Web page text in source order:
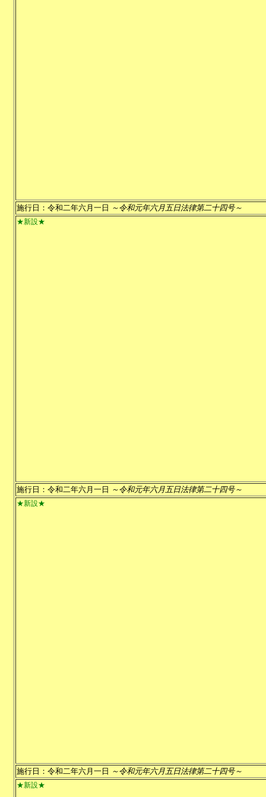
施行日：令和二年六月一日 ～令和元年六月五日法律第二十四号～
★新設★
施行日：令和二年六月一日 ～令和元年六月五日法律第二十四号～
★新設★
施行日：令和二年六月一日 ～令和元年六月五日法律第二十四号～
★新設★